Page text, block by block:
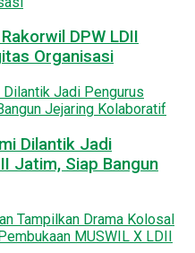
DPW LDII
Organisasi
Dilantik Jadi
Jatim, Siap Bangun